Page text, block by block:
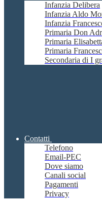
Infanzia Delibera
Infanzia Aldo
Infanzia
Primaria Don
Primaria
Primaria
Secondaria di I
Contatti
Telefono
Email-PEC
Dove siamo
Canali social
Pagamenti
Privacy